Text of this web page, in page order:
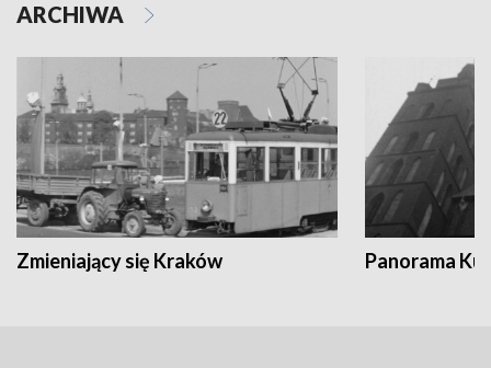
ARCHIWA
Zmieniający się Kraków Panorama